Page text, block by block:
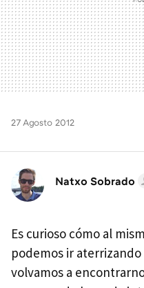
27 Agosto 2012
Natxo Sobrado
Es curioso cómo al
podemos ir
volvamos a